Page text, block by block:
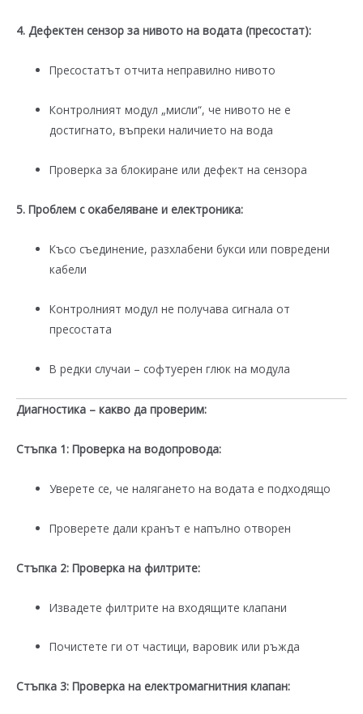
4. Дефектен сензор за нивото на водата (пресостат):
Пресостатът отчита неправилно нивото
Контролният модул „мисли“, че нивото не е
достигнато, въпреки наличието на вода
Проверка за блокиране или дефект на сензора
5. Проблем с окабеляване и електроника:
Късо съединение, разхлабени букси или повредени
кабели
Контролният модул не получава сигнала от
пресостата
В редки случаи – софтуерен глюк на модула
Диагностика – какво да проверим:
Стъпка 1: Проверка на водопровода:
Уверете се, че налягането на водата е подходящо
Проверете дали кранът е напълно отворен
Стъпка 2: Проверка на филтрите:
Извадете филтрите на входящите клапани
Почистете ги от частици, варовик или ръжда
Стъпка 3: Проверка на електромагнитния клапан: